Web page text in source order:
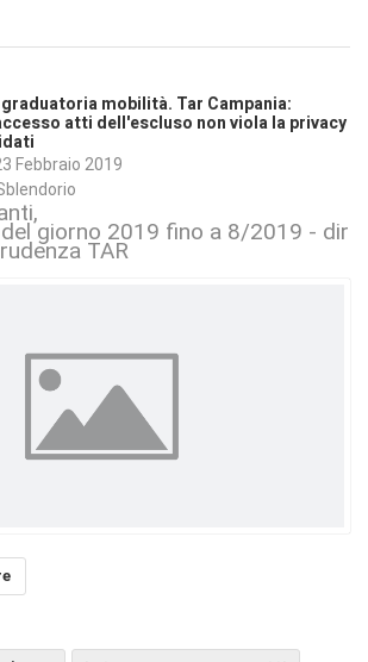
mobilità. Tar Campania:
atti dell'escluso non viola la privacy
Febbraio 2019
giorno 2019 fino a 8/2019 -
TAR